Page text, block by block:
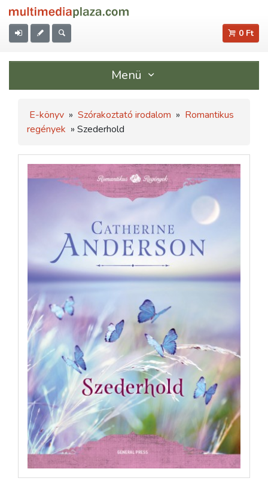
0 Ft
Menü
E-könyv » Szórakoztató irodalom » Romantikus
regények » Szederhold